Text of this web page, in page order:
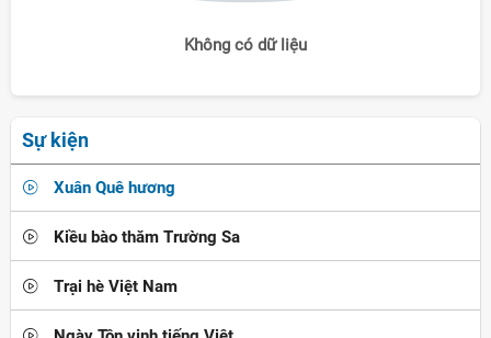
Không có dữ liệu
Sự kiện
Xuân Quê hương
Kiều bào thăm Trường Sa
Trại hè Việt Nam